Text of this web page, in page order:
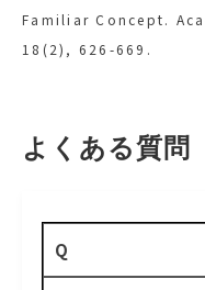
Familiar Concept.
18(2), 626-669.
よくある質問
Q